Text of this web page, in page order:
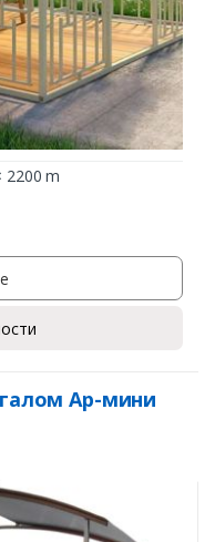
2200 m
Ар-мини